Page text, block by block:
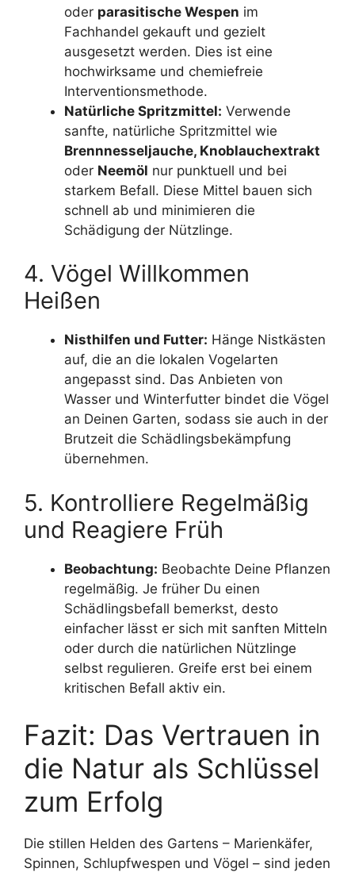
oder parasitische Wespen im
Fachhandel gekauft und gezielt
ausgesetzt werden. Dies ist eine
hochwirksame und chemiefreie
Interventionsmethode.
Natürliche Spritzmittel: Verwende
sanfte, natürliche Spritzmittel wie
Brennnesseljauche, Knoblauchextrakt
oder Neemöl nur punktuell und bei
starkem Befall. Diese Mittel bauen sich
schnell ab und minimieren die
Schädigung der Nützlinge.
4. Vögel Willkommen
Heißen
Nisthilfen und Futter: Hänge Nistkästen
auf, die an die lokalen Vogelarten
angepasst sind. Das Anbieten von
Wasser und Winterfutter bindet die Vögel
an Deinen Garten, sodass sie auch in der
Brutzeit die Schädlingsbekämpfung
übernehmen.
5. Kontrolliere Regelmäßig
und Reagiere Früh
Beobachtung: Beobachte Deine Pflanzen
regelmäßig. Je früher Du einen
Schädlingsbefall bemerkst, desto
einfacher lässt er sich mit sanften Mitteln
oder durch die natürlichen Nützlinge
selbst regulieren. Greife erst bei einem
kritischen Befall aktiv ein.
Fazit: Das Vertrauen in
die Natur als Schlüssel
zum Erfolg
Die stillen Helden des Gartens – Marienkäfer,
Spinnen, Schlupfwespen und Vögel – sind jeden